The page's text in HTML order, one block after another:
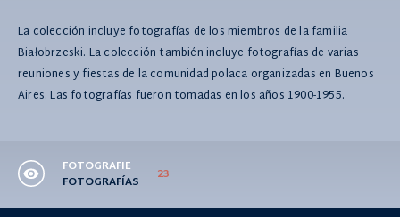
FOTOGRAFIE
FOTOGRAFÍAS
23
La colección incluye fotografías de los miembros de la familia
Białobrzeski. La colección también incluye fotografías de varias
reuniones y fiestas de la comunidad polaca organizadas en Buenos
Aires. Las fotografías fueron tomadas en los años 1900-1955.